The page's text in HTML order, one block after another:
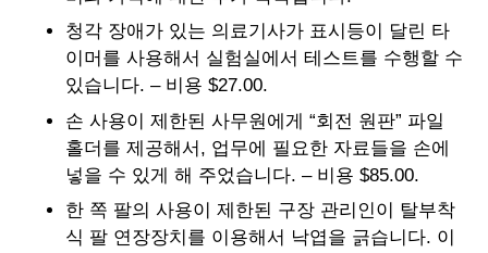
청각 장애가 있는 의료기사가 표시등이 달린 타
이머를 사용해서 실험실에서 테스트를 수행할 수
있습니다. – 비용 $27.00.
손 사용이 제한된 사무원에게 “회전 원판” 파일
홀더를 제공해서, 업무에 필요한 자료들을 손에
넣을 수 있게 해 주었습니다. – 비용 $85.00.
한 쪽 팔의 사용이 제한된 구장 관리인이 탈부착
식 팔 연장장치를 이용해서 낙엽을 긁습니다. 이